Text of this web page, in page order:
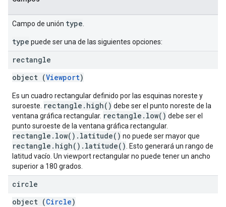
Campo de unión type
type puede ser una de las siguientes opciones:
rectangle
object (Viewport)
Es un cuadro rectangular definido por las esquinas noreste y
suroeste. rectangle.high() debe ser el punto noreste de la
ventana gráfica rectangular. rectangle.low() debe ser el
punto suroeste de la ventana gráfica rectangular.
rectangle.low().latitude() no puede ser mayor que
rectangle.high().latitude()
. Esto generará un rango de
latitud vacío. Un viewport rectangular no puede tener un ancho
superior a 180 grados.
circle
object (Circle)